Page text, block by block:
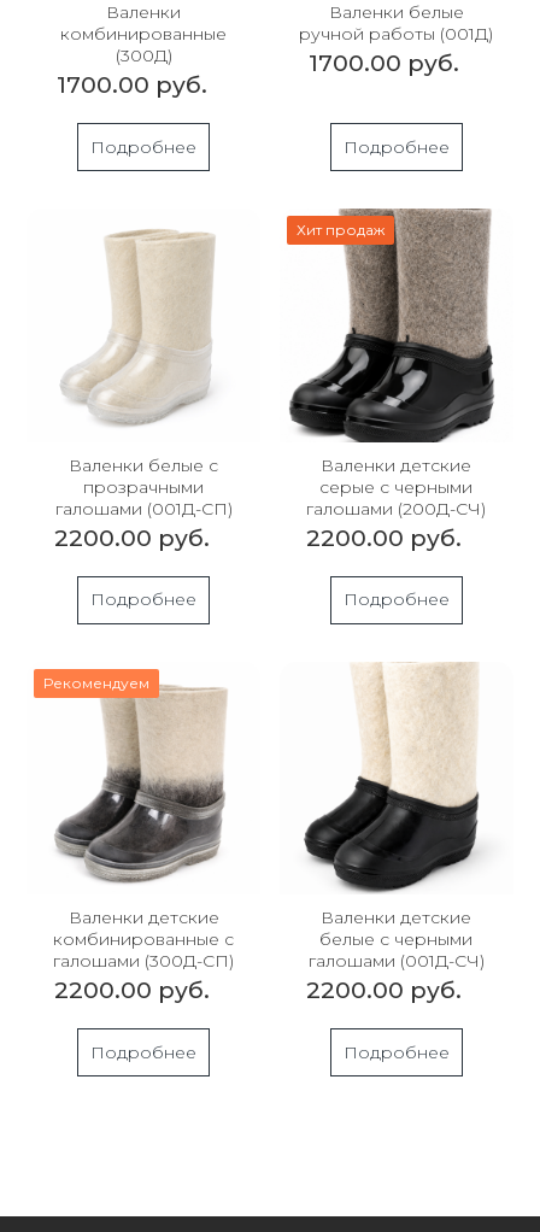
Валенки
комбинированные
(300Д)
1700.00 руб.
Подробнее
Валенки белые
ручной работы (001Д)
1700.00 руб.
Подробнее
Валенки белые с
прозрачными
галошами (001Д-СП)
2200.00 руб.
Подробнее
Хит продаж
Валенки детские
серые с черными
галошами (200Д-СЧ)
2200.00 руб.
Подробнее
Рекомендуем
Валенки детские
комбинированные с
галошами (300Д-СП)
2200.00 руб.
Подробнее
Валенки детские
белые с черными
галошами (001Д-СЧ)
2200.00 руб.
Подробнее